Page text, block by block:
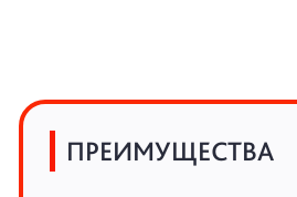
ПРЕИМУЩЕСТВА